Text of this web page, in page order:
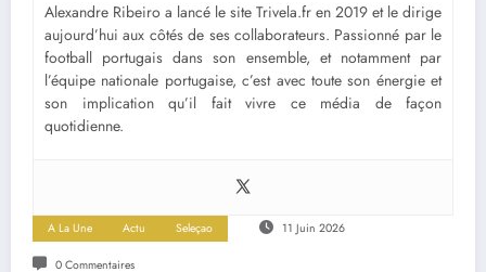
Alexandre Ribeiro a lancé le site Trivela.fr en 2019 et le dirige
aujourd’hui aux côtés de ses collaborateurs. Passionné par le
football portugais dans son ensemble, et notamment par
l’équipe nationale portugaise, c’est avec toute son énergie et
son implication qu’il fait vivre ce média de façon
quotidienne.
A La Une Actu Seleçao 11 Juin 2026
0 Commentaires